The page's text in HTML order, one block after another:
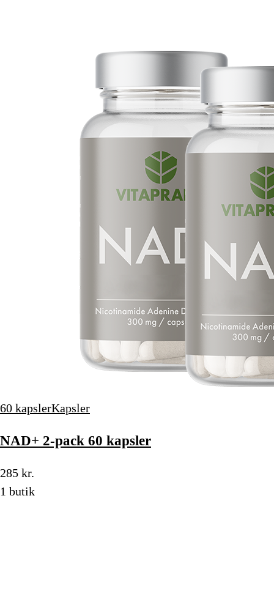
60 kapslerKapsler
NAD+ 2-pack 60 kapsler
285 kr.
1 butik